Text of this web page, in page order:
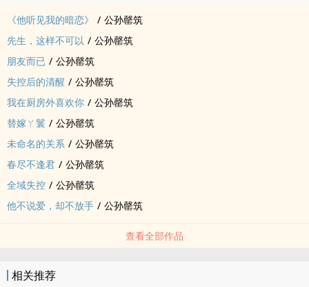
后来，
谢无妄寻遍山河，
踏过千里风雪。
才发现这世上最难寻的，
从来不是故人。
春风吹落最后一瓣桃花时，
她不再等他。
而他余生所求，皆是她。
标签： 繁体版 / ‍‎高‌‎‍H‍‌‎ / 古代 /
《他听见我的暗恋》 / 公孙罄筑
先生，这样不可以 / 公孙罄筑
朋友而已 / 公孙罄筑
失控后的清醒 / 公孙罄筑
我在厨房外喜欢你 / 公孙罄筑
替嫁ㄚ鬟 / 公孙罄筑
未命名的关系 / 公孙罄筑
春尽不逢君 / 公孙罄筑
全域失控 / 公孙罄筑
他不说爱，却不放手 / 公孙罄筑
查看全部作品
相关推荐